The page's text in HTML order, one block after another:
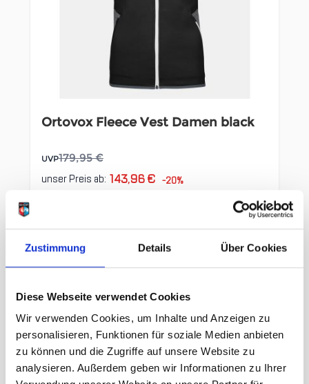
Zustimmung Details Über Cookies
Diese Webseite verwendet Cookies
Wir verwenden Cookies, um Inhalte und Anzeigen zu
personalisieren, Funktionen für soziale Medien anbieten
zu können und die Zugriffe auf unsere Website zu
analysieren. Außerdem geben wir Informationen zu Ihrer
Ortovox Fleece Vest Damen black
UVP179,95 €
unser Preis ab: 143,96 € -20%
In den Warenkorb